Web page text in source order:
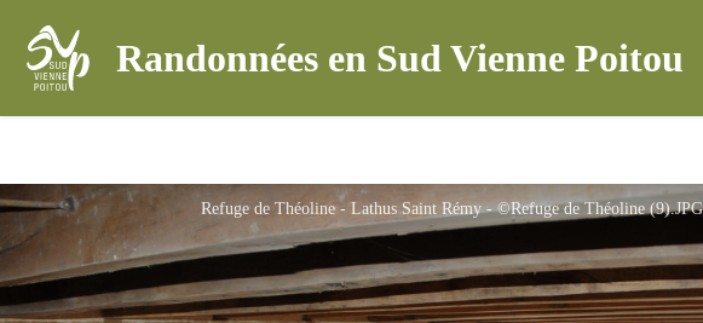
Randonnées en Sud Vienne Poitou